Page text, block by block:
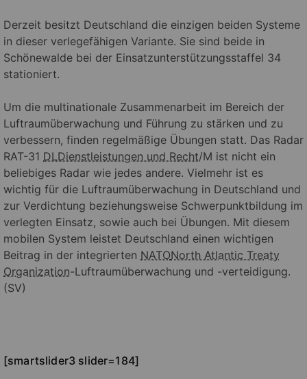
Derzeit besitzt Deutschland die einzigen beiden Systeme
in dieser verlegefähigen Variante. Sie sind beide in
Schönewalde bei der Einsatzunterstützungsstaffel 34
stationiert.
Um die multinationale Zusammenarbeit im Bereich der
Luftraumüberwachung und Führung zu stärken und zu
verbessern, finden regelmäßige Übungen statt. Das Radar
RAT-31 DLDienstleistungen und Recht/M ist nicht ein
beliebiges Radar wie jedes andere. Vielmehr ist es
wichtig für die Luftraumüberwachung in Deutschland und
zur Verdichtung beziehungsweise Schwerpunktbildung im
verlegten Einsatz, sowie auch bei Übungen. Mit diesem
mobilen System leistet Deutschland einen wichtigen
Beitrag in der integrierten NATONorth Atlantic Treaty
Organization-Luftraumüberwachung und -verteidigung.
(SV)
[smartslider3 slider=184]